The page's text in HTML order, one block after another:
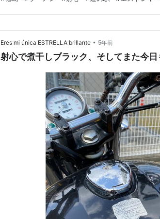
ヤはとんでもないところでとんでもないタイミング
で、見られてるとちょっと緊張する。 射心さんの
Eres mi única ESTRELLA brillante • 5年前
射心で煮干しブラック、そしてまた今日